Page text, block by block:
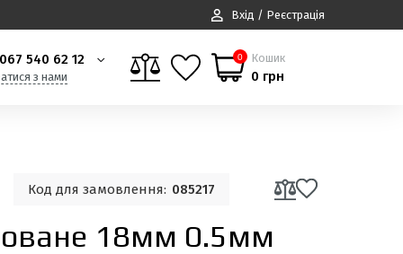
Вхід / Реєстрація
540 62 12
з нами
0 Кошик
0 грн
Код для замовлення: 085217
18мм 0.5мм